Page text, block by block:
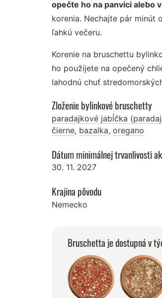
opečte ho na panvici alebo
korenia. Nechajte pár minút
ľahkú večeru.
Korenie na bruschettu
ho použijete na opečený
lahodnú chuť
Zloženie bylinkové bruschetty
paradajkové jabĺčka
čierne, bazalka, oregano
Dátum minimálnej trvanlivosti
30. 11. 2027
Krajina pôvodu
Nemecko
Bruschetta je dostupná v